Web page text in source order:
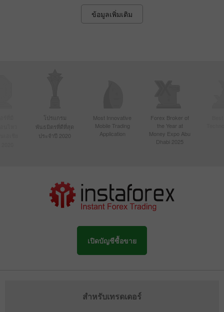
ข้อมูลเพิ่มเติม
โปรแกรม
พันธมิตรที่ดีที่สุด
ประจำปี 2020
Most Innovative
Mobile Trading
Application
Forex Broker of
the Year at
Money Expo Abu
Dhabi 2025
เปิดบัญชีซื้อขาย
สำหรับเทรดเดอร์